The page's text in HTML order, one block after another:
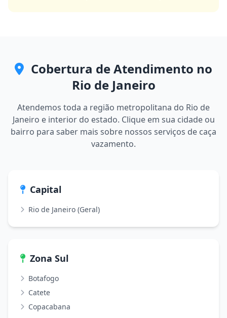
Cobertura de Atendimento no
Rio de Janeiro
Atendemos toda a região metropolitana do Rio de
Janeiro e interior do estado. Clique em sua cidade ou
bairro para saber mais sobre nossos serviços de caça
vazamento.
Capital
Rio de Janeiro (Geral)
Zona Sul
Botafogo
Catete
Copacabana